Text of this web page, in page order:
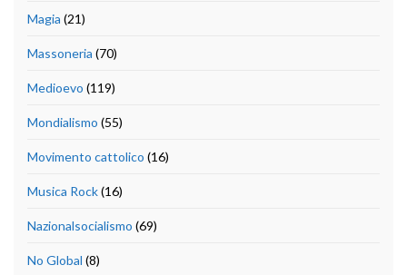
Magia (21)
Massoneria (70)
Medioevo (119)
Mondialismo (55)
Movimento cattolico (16)
Musica Rock(16)
Nazionalsocialismo (69)
No Global (8)